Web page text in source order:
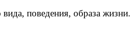
поведения, образа жизни.